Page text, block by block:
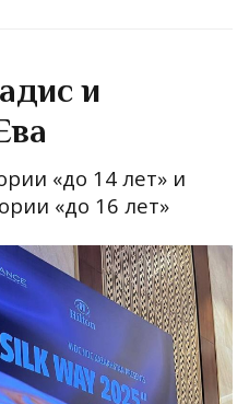
и
«до 14 лет» и
«до 16 лет»